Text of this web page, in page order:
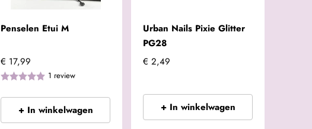
Penselen Etui M
€ 17,99
1 review
+ In winkelwagen
Urban Nails Pixie Glitter
PG28
€ 2,49
+ In winkelwagen